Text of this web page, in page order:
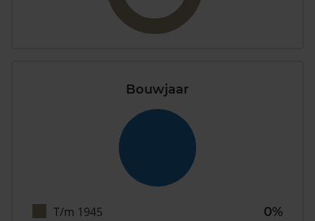
Bouwjaar
T/m 1945
0%